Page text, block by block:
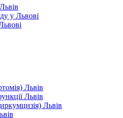
у Львові
Львів
Львів
Львів